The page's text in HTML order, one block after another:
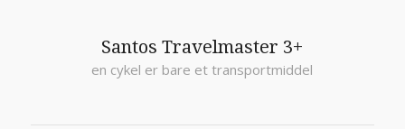
Santos Travelmaster 3+
en cykel er bare et transportmiddel